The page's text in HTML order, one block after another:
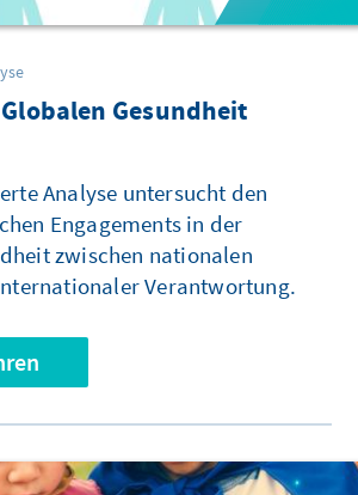
Gesundheit
Analyse untersucht den
Engagements in der
zwischen nationalen
Verantwortung.